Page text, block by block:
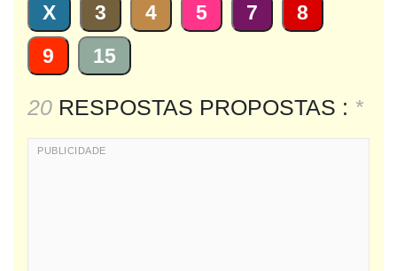
X 3 4 5 7
8
9
15
20 RESPOSTAS PROPOSTAS : *